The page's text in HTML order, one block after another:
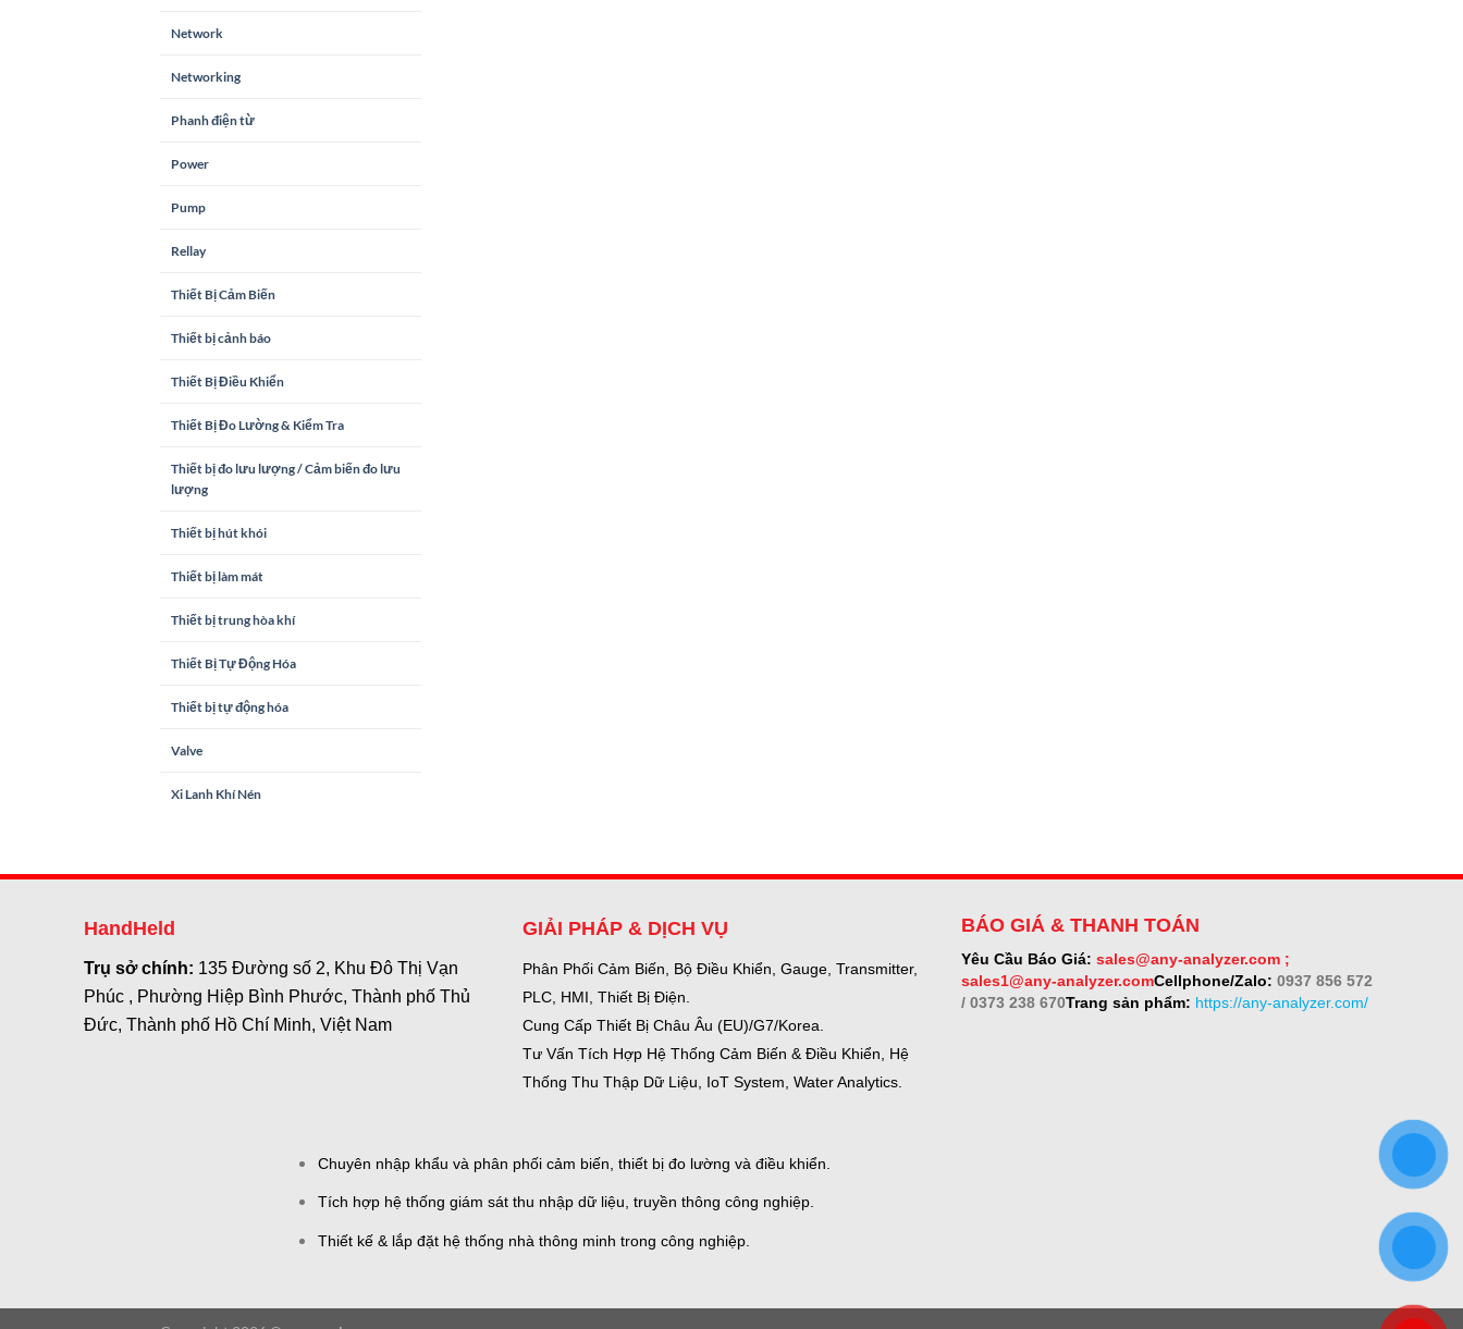
Network
Networking
Phanh điện từ
Power
Pump
Rellay
Thiết Bị Cảm Biến
Thiết bị cảnh báo
Thiết Bị Điều Khiển
Thiết Bị Đo Lường & Kiểm Tra
Thiết bị đo lưu lượng / Cảm biến đo lưu
lượng
Thiết bị hút khói
Thiết bị làm mát
Thiết bị trung hòa khí
Thiết Bị Tự Động Hóa
Thiết bị tự động hóa
Valve
Xi Lanh Khí Nén
HandHeld
Trụ sở chính: 135 Đường số 2, Khu Đô Thị Vạn
Phúc , Phường Hiệp Bình Phước, Thành phố Thủ
Đức, Thành phố Hồ Chí Minh, Việt Nam
GIẢI PHÁP & DỊCH VỤ
Phân Phối Cảm Biến, Bộ Điều Khiển, Gauge, Transmitter,
PLC, HMI, Thiết Bị Điện.
Cung Cấp Thiết Bị Châu Âu (EU)/G7/Korea.
Tư Vấn Tích Hợp Hệ Thống Cảm Biến & Điều Khiển, Hệ
Thống Thu Thập Dữ Liệu, IoT System, Water Analytics.
BÁO GIÁ & THANH TOÁN
Yêu Cầu Báo Giá: sales@any-analyzer.com ;
sales1@any-analyzer.comCellphone/Zalo: 0937 856 572
/ 0373 238 670Trang sản phẩm: https://any-analyzer.com/
Chuyên nhập khẩu và phân phối cảm biến, thiết bị đo lường và điều khiển.
Tích hợp hệ thống giám sát thu nhập dữ liệu, truyền thông công nghiệp.
Thiết kế & lắp đặt hệ thống nhà thông minh trong công nghiệp.